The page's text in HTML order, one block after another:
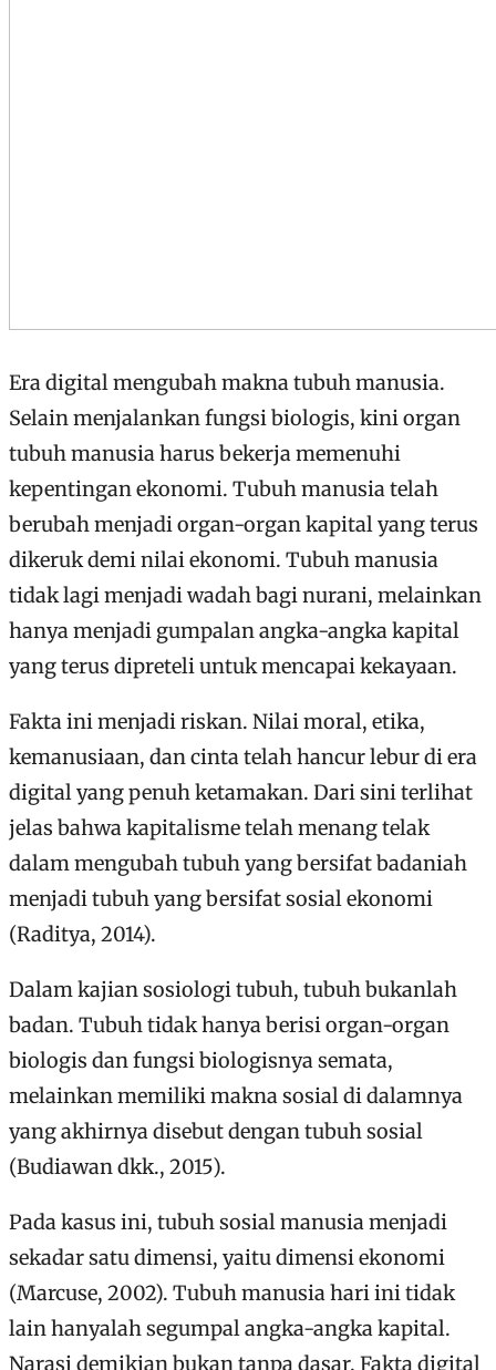
Era digital mengubah makna tubuh manusia.
Selain menjalankan fungsi biologis, kini organ
tubuh manusia harus bekerja memenuhi
kepentingan ekonomi. Tubuh manusia telah
berubah menjadi organ-organ kapital yang terus
dikeruk demi nilai ekonomi. Tubuh manusia
tidak lagi menjadi wadah bagi nurani, melainkan
hanya menjadi gumpalan angka-angka kapital
yang terus dipreteli untuk mencapai kekayaan.
Fakta ini menjadi riskan. Nilai moral, etika,
kemanusiaan, dan cinta telah hancur lebur di era
digital yang penuh ketamakan. Dari sini terlihat
jelas bahwa kapitalisme telah menang telak
dalam mengubah tubuh yang bersifat badaniah
menjadi tubuh yang bersifat sosial ekonomi
(Raditya, 2014).
Dalam kajian sosiologi tubuh, tubuh bukanlah
badan. Tubuh tidak hanya berisi organ-organ
biologis dan fungsi biologisnya semata,
melainkan memiliki makna sosial di dalamnya
yang akhirnya disebut dengan tubuh sosial
(Budiawan dkk., 2015).
Pada kasus ini, tubuh sosial manusia menjadi
sekadar satu dimensi, yaitu dimensi ekonomi
(Marcuse, 2002). Tubuh manusia hari ini tidak
lain hanyalah segumpal angka-angka kapital.
Narasi demikian bukan tanpa dasar. Fakta digital